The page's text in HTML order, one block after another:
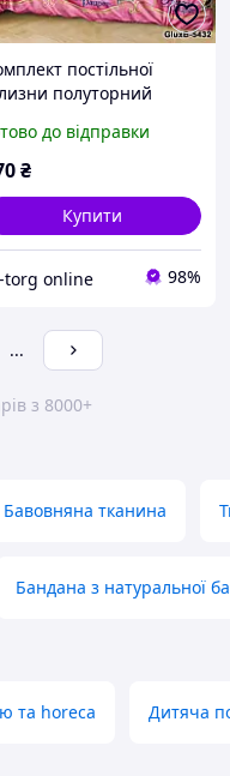
постільної
полуторний
одна нав-ка
70, тканина сатин
до відправки
₴
Купити
torg online 98%
...
з 8000+
Бавовняна тканина
Бандана з натуральної
та horeca Дитяча